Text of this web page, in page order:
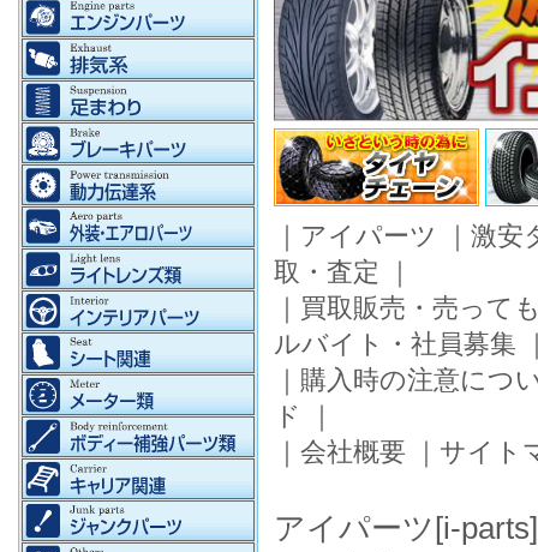
｜ アイパーツ ｜ 激安
取・査定 ｜
｜ 買取販売・売って
ルバイト・社員募集
｜ 購入時の注意につ
ド
｜
｜ 会社概要 ｜ サイト
アイパーツ[i-